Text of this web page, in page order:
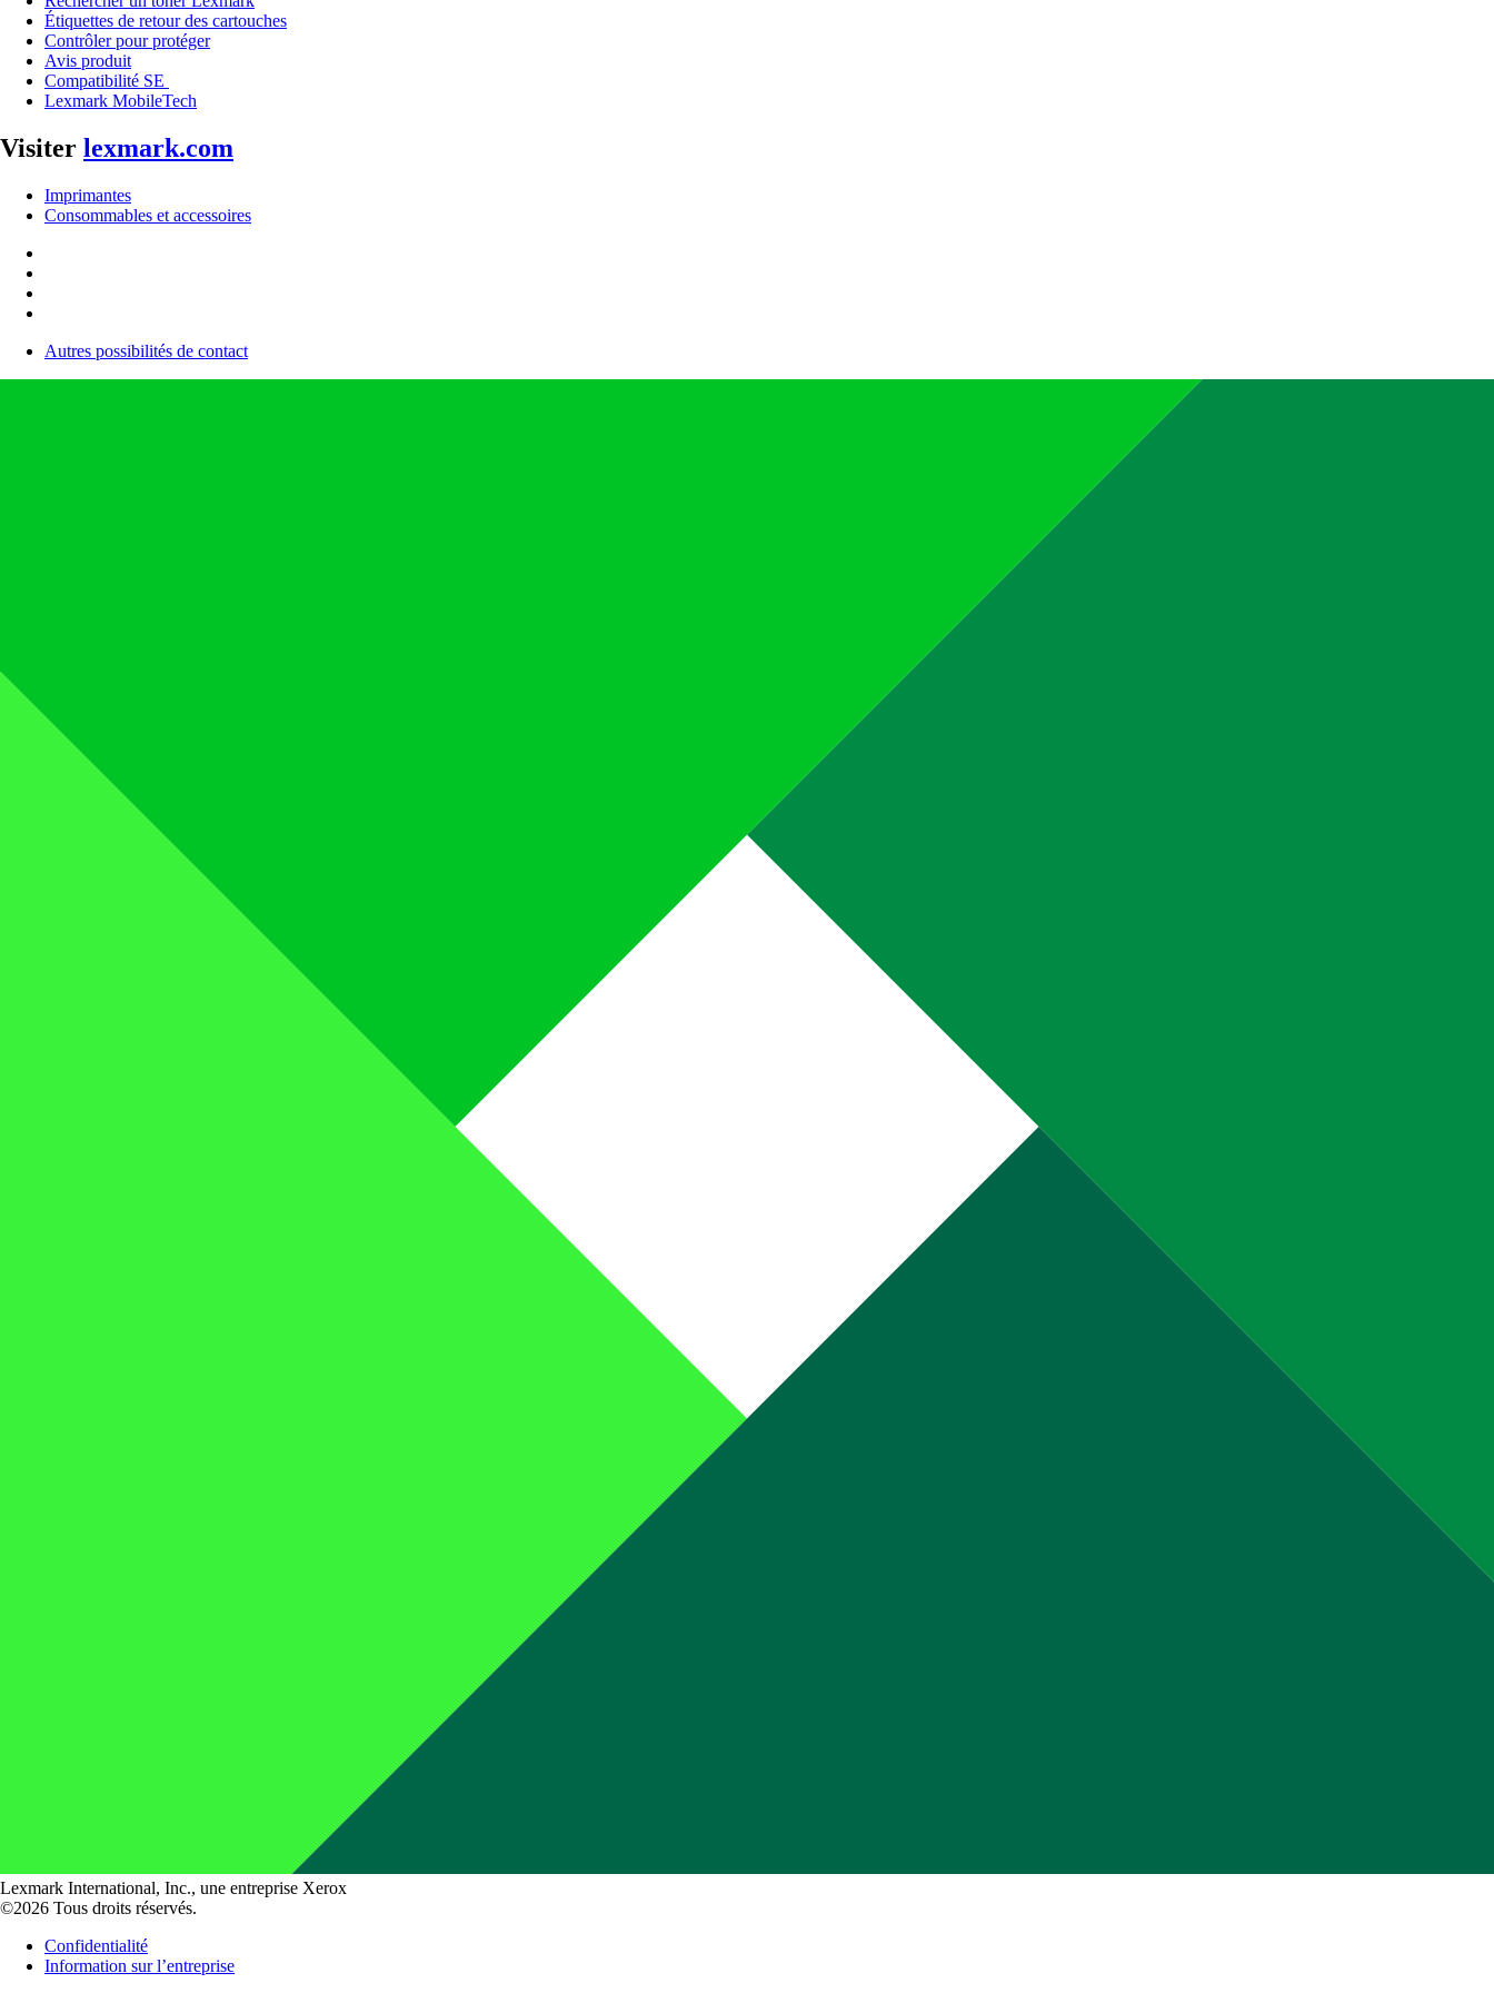
Étiquettes de retour des cartouches
Contrôler pour protéger
Avis produit
Compatibilité SE
Lexmark MobileTech
Visiter lexmark.com
Imprimantes
Consommables et accessoires
Autres possibilités de contact
Lexmark International, Inc., une entreprise Xerox
©2026 Tous droits réservés.
Confidentialité
Information sur l’entreprise